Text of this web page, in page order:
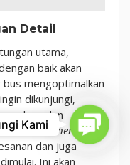
Detail
utama,
baik akan
mengoptimalkan
dikunjungi,
makan, dan
. Berikan itineraryini
dan juga
Ini akan
Kami